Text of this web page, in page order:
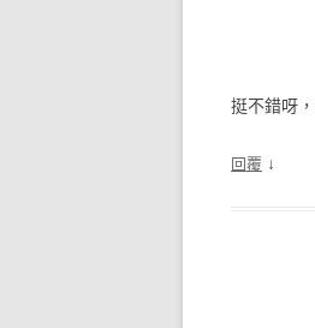
挺不錯呀
回覆 ↓